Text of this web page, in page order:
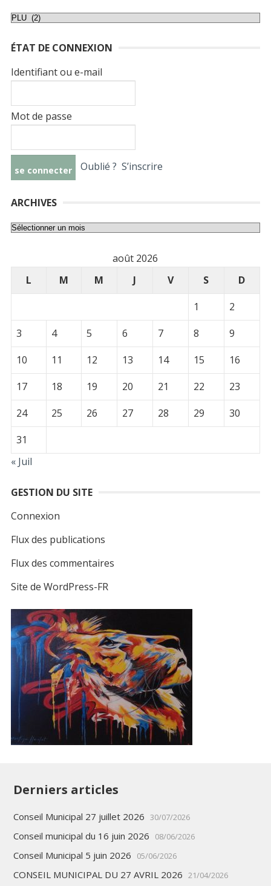
Catégorie
articles
ÉTAT DE CONNEXION
Identifiant ou e-mail
Mot de passe
Oublié ? S’inscrire
ARCHIVES
Archives
août 2026
L
M M J V S
D
1
2
3
4 5 6 7 8
9
10
11 12 13 14 15
16
17
18 19 20 21 22
23
24
25 26 27 28 29
30
31
« Juil
GESTION DU SITE
Connexion
Flux des publications
Flux des commentaires
Site de WordPress-FR
Derniers articles
Conseil Municipal 27 juillet 2026 30/07/2026
Conseil municipal du 16 juin 2026 08/06/2026
Conseil Municipal 5 juin 2026 05/06/2026
CONSEIL MUNICIPAL DU 27 AVRIL 2026 21/04/2026